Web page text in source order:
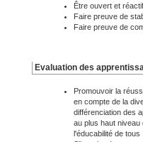
Être ouvert et
Faire preuve de
Faire preuve de
Evaluation des
Promouvoir la
en compte de la
différenciation des
au plus haut
l'éducabilité de tous